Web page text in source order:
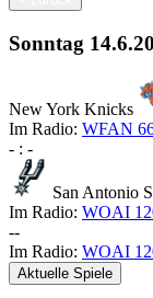
Sonntag
New York Knicks
Im Radio: WFAN
- : -
San Antonio
Im Radio: WOAI
--
Im Radio: WOAI
Aktuelle Spiele